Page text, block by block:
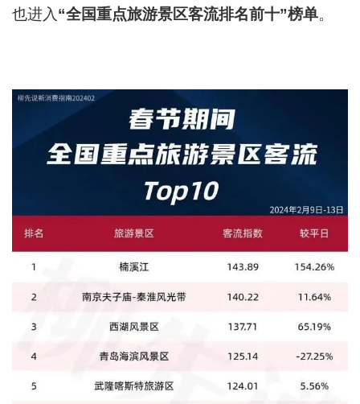
也进入 “全国重点旅游景区客流排名前十”榜单。